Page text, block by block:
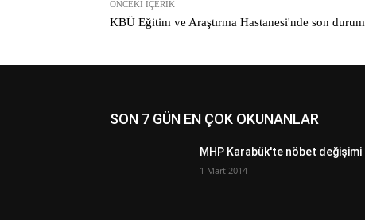
ÖNCEKI İÇERIK
KBÜ Eğitim ve Araştırma Hastanesi'nde son durum
SON 7 GÜN EN ÇOK OKUNANLAR
MHP Karabük'te nöbet değişimi
1 Mart 2014